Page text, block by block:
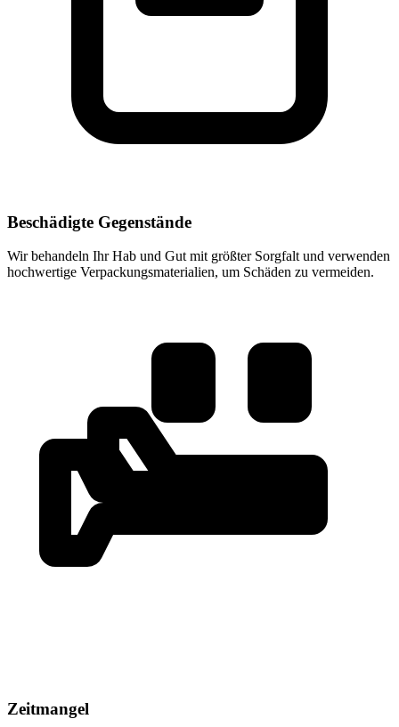
Beschädigte Gegenstände
Wir behandeln Ihr Hab und Gut mit größter Sorgfalt und verwenden
hochwertige Verpackungsmaterialien, um Schäden zu vermeiden.
Zeitmangel